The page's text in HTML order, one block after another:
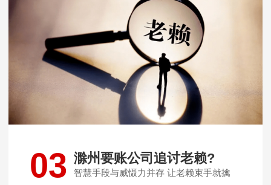
03 滁州要账公司追讨老赖?
智慧手段与威慑力并存 让老赖束手就擒